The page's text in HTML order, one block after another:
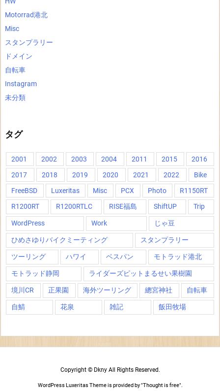
Motorrad港北
Misc
スタンプラリー
ドメイン
自転車
Instagram
未分類
タグ
2001 2002 2003 2004 2011 2015
2016
2017
2018 2019 2020 2021 2022
Bike
FreeBSD
Luxeritas Misc PCX Photo
R1150RT
R1200RT
R1200RTLC RISE福島 ShiftUP Trip
WordPress Work じゃ豆
ひめさゆりバイクミーティング スタンプラリー
ツーリング ハワイ ベスパン モトラッド港北
モトラッド静岡 ライダーズピットまるせい果樹園
境川CR 正果園 海外ツーリング 總宮神社 自転車
自鯖 花泉 雑記 飯田牧場
Copyright © DknyAll Rights Reserved.
WordPress Luxeritas Theme is provided by "Thought is free".